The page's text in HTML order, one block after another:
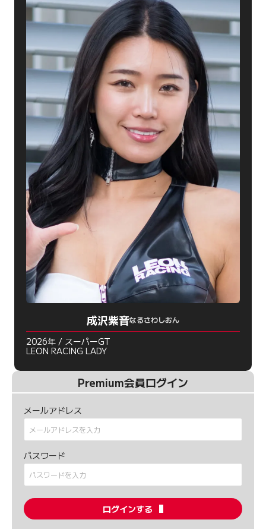
成沢紫音なるさわしおん
2026年 / スーパーGT
LEON RACING LADY
Premium会員ログイン
メールアドレス
パスワード
ログインする